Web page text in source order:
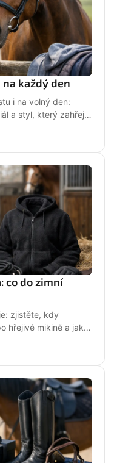
každý den
i na volný den:
a styl, který zahřeje
co do zimní
zjistěte, kdy
hřejivé mikině a jak